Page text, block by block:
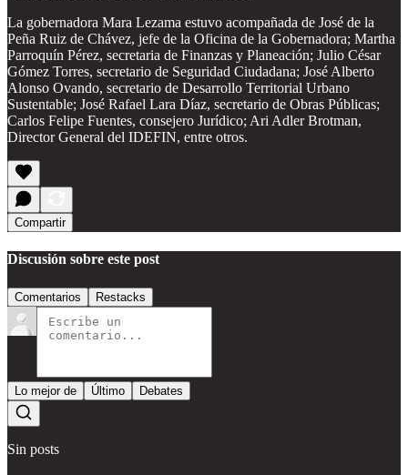
La gobernadora Mara Lezama estuvo acompañada de José de la
Peña Ruiz de Chávez, jefe de la Oficina de la Gobernadora; Martha
Parroquín Pérez, secretaria de Finanzas y Planeación; Julio César
Gómez Torres, secretario de Seguridad Ciudadana; José Alberto
Alonso Ovando, secretario de Desarrollo Territorial Urbano
Sustentable; José Rafael Lara Díaz, secretario de Obras Públicas;
Carlos Felipe Fuentes, consejero Jurídico; Ari Adler Brotman,
Director General del IDEFIN, entre otros.
Compartir
Discusión sobre este post
Comentarios Restacks
Lo mejor de Último Debates
Sin posts